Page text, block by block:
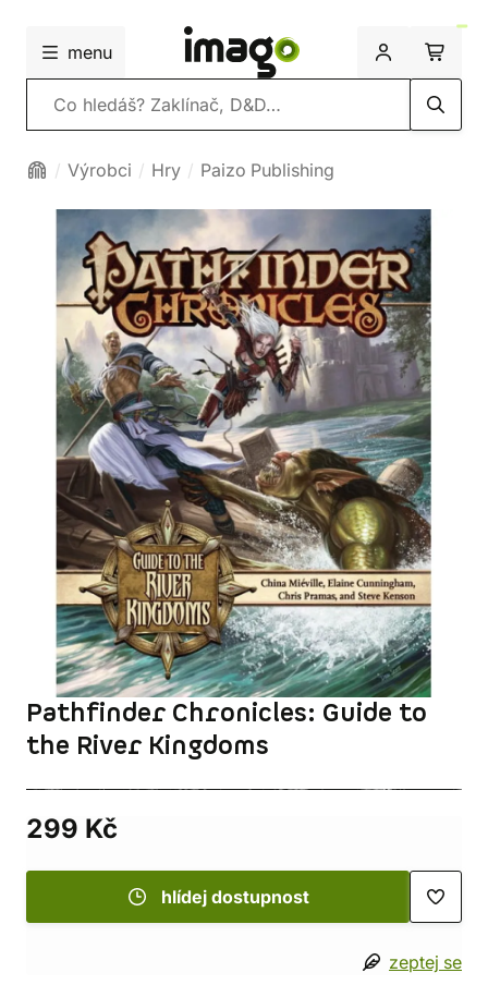
menu
Vyhledávání
Výrobci Hry Paizo Publishing
Pathfinder Chronicles: Guide to
the River Kingdoms
299 Kč
hlídej dostupnost
zeptej se